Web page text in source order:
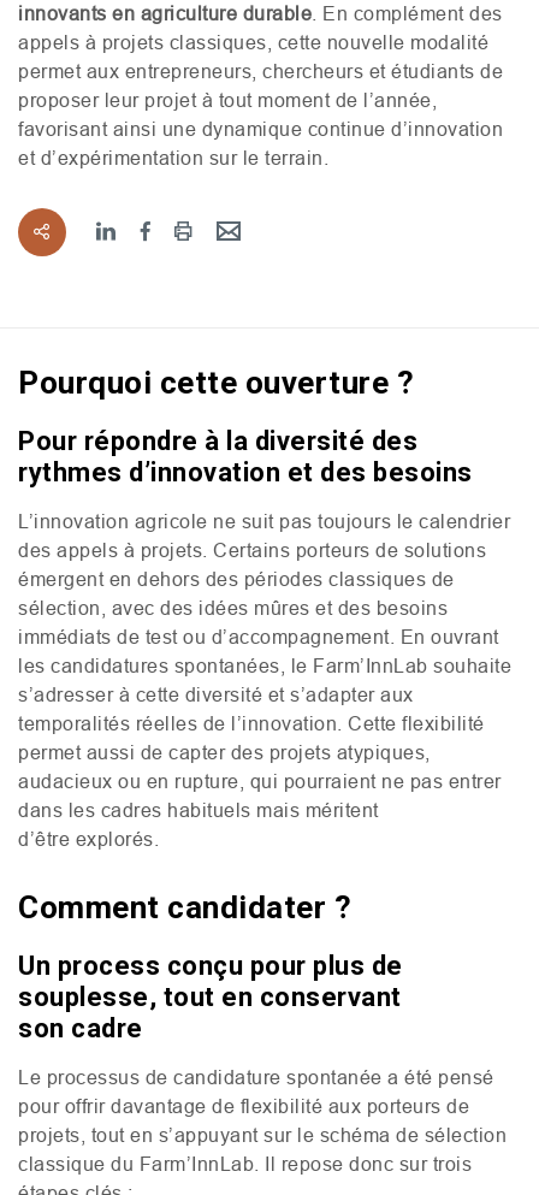
innovants en agriculture durable . En complément des
appels à projets classiques, cette nouvelle modalité
permet aux entrepreneurs, chercheurs et étudiants de
proposer leur projet à tout moment de l’année,
favorisant ainsi une dynamique continue d’innovation
et d’expérimentation sur le terrain.
Pourquoi cette ouverture ?
Pour répondre à la diversité des
rythmes d’innovation et des besoins
L’innovation agricole ne suit pas toujours le calendrier
des appels à projets. Certains porteurs de solutions
émergent en dehors des périodes classiques de
sélection, avec des idées mûres et des besoins
immédiats de test ou d’accompagnement. En ouvrant
les candidatures spontanées, le Farm’InnLab souhaite
s’adresser à cette diversité et s’adapter aux
temporalités réelles de l’innovation. Cette flexibilité
permet aussi de capter des projets atypiques,
audacieux ou en rupture, qui pourraient ne pas entrer
dans les cadres habituels mais méritent
d’être explorés.
Comment candidater ?
Un process conçu pour plus de
souplesse, tout en conservant
son cadre
Le processus de candidature spontanée a été pensé
pour offrir davantage de flexibilité aux porteurs de
projets, tout en s’appuyant sur le schéma de sélection
classique du Farm’InnLab. Il repose donc sur trois